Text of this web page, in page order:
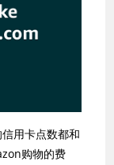
用卡点数都和
购物的费